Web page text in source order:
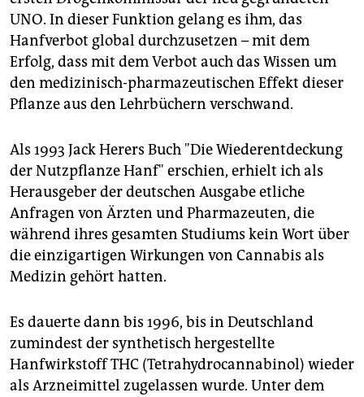
UNO. In dieser Funktion gelang es ihm, das
Hanfverbot global durchzusetzen – mit dem
Erfolg, dass mit dem Verbot auch das Wissen um
den medizinisch-pharmazeutischen Effekt dieser
Pflanze aus den Lehrbüchern verschwand.
Als 1993 Jack Herers Buch "Die Wiederentdeckung
der Nutzpflanze Hanf" erschien, erhielt ich als
Herausgeber der deutschen Ausgabe etliche
Anfragen von Ärzten und Pharmazeuten, die
während ihres gesamten Studiums kein Wort über
die einzigartigen Wirkungen von Cannabis als
Medizin gehört hatten.
Es dauerte dann bis 1996, bis in Deutschland
zumindest der synthetisch hergestellte
Hanfwirkstoff THC (Tetrahydrocannabinol) wieder
als Arzneimittel zugelassen wurde. Unter dem